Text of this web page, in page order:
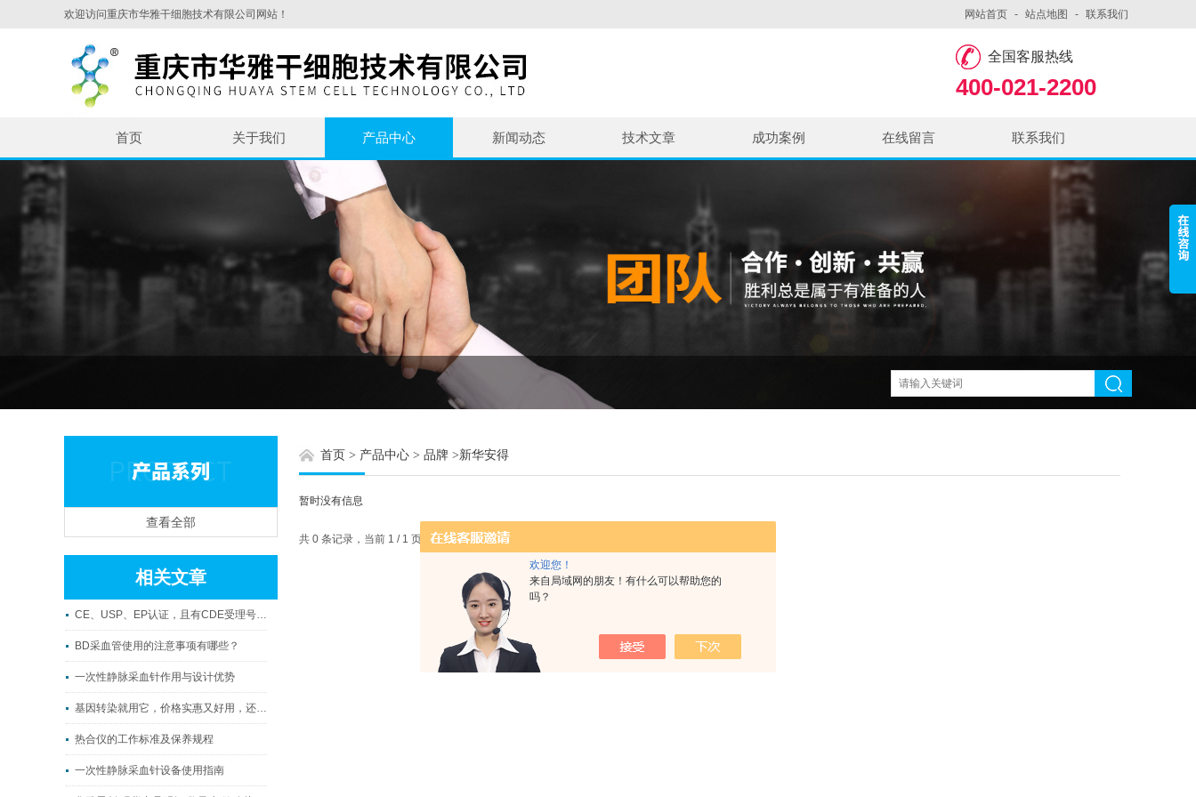
欢迎您！
来自局域网的朋友！有什么可以帮助您的
吗？
欢迎访问重庆市华雅干细胞技术有限公司网站！ 网站首页 - 站点地图 - 联系我们
全国客服热线
400-021-2200
首页 关于我们 产品中心 新闻动态 技术文章 成功案例 在线留言 联系我们
查看全部
相关文章
CE、USP、EP认证，且有CDE受理号--这个冻存液别错过
BD采血管使用的注意事项有哪些？
一次性静脉采血针作用与设计优势
基因转染就用它，价格实惠又好用，还可以免费试用？
热合仪的工作标准及保养规程
一次性静脉采血针设备使用指南
首页 > 产品中心 > 品牌 >新华安得
暂时没有信息
共 0 条记录，当前 1 / 1 页 首页 上一页 下一页 末页 跳转到第